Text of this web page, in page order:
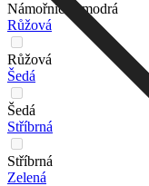
Námořnická modrá
Růžová
Růžová
Šedá
Šedá
Stříbrná
Stříbrná
Zelená